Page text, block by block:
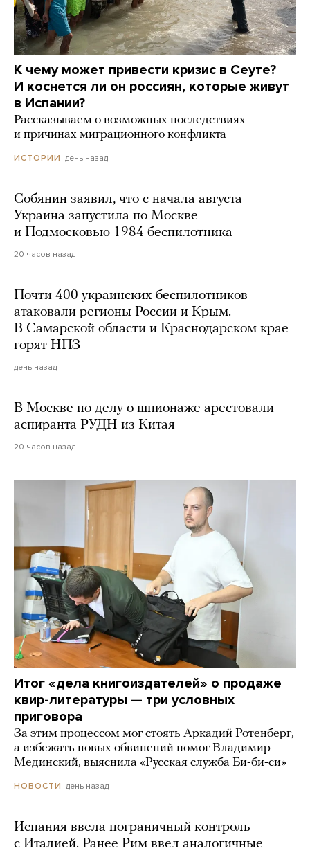
К чему может привести кризис в Сеуте?
И коснется ли он россиян, которые живут
в Испании?
Рассказываем о возможных последствиях
и причинах миграционного конфликта
ИСТОРИИ день назад
Собянин заявил, что с начала августа
Украина запустила по Москве
и Подмосковью 1984 беспилотника
20 часов назад
Почти 400 украинских беспилотников
атаковали регионы России и Крым.
В Самарской области и Краснодарском крае
горят НПЗ
день назад
В Москве по делу о шпионаже арестовали
аспиранта РУДН из Китая
20 часов назад
Итог «дела книгоиздателей» о продаже
квир-литературы — три условных
приговора
За этим процессом мог стоять Аркадий Ротенберг,
а избежать новых обвинений помог Владимир
Мединский, выяснила «Русская служба Би-би-си»
НОВОСТИ день назад
Испания ввела пограничный контроль
с Италией. Ранее Рим ввел аналогичные